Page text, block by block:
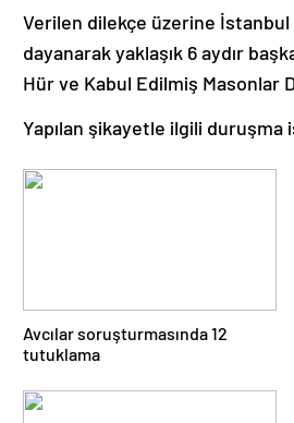
Verilen dilekçe üzerine
dayanarak yaklaşık 6 aydır
Hür ve Kabul Edilmiş Masonlar
Yapılan şikayetle ilgili duruşma
Avcılar soruşturmasında 12
tutuklama